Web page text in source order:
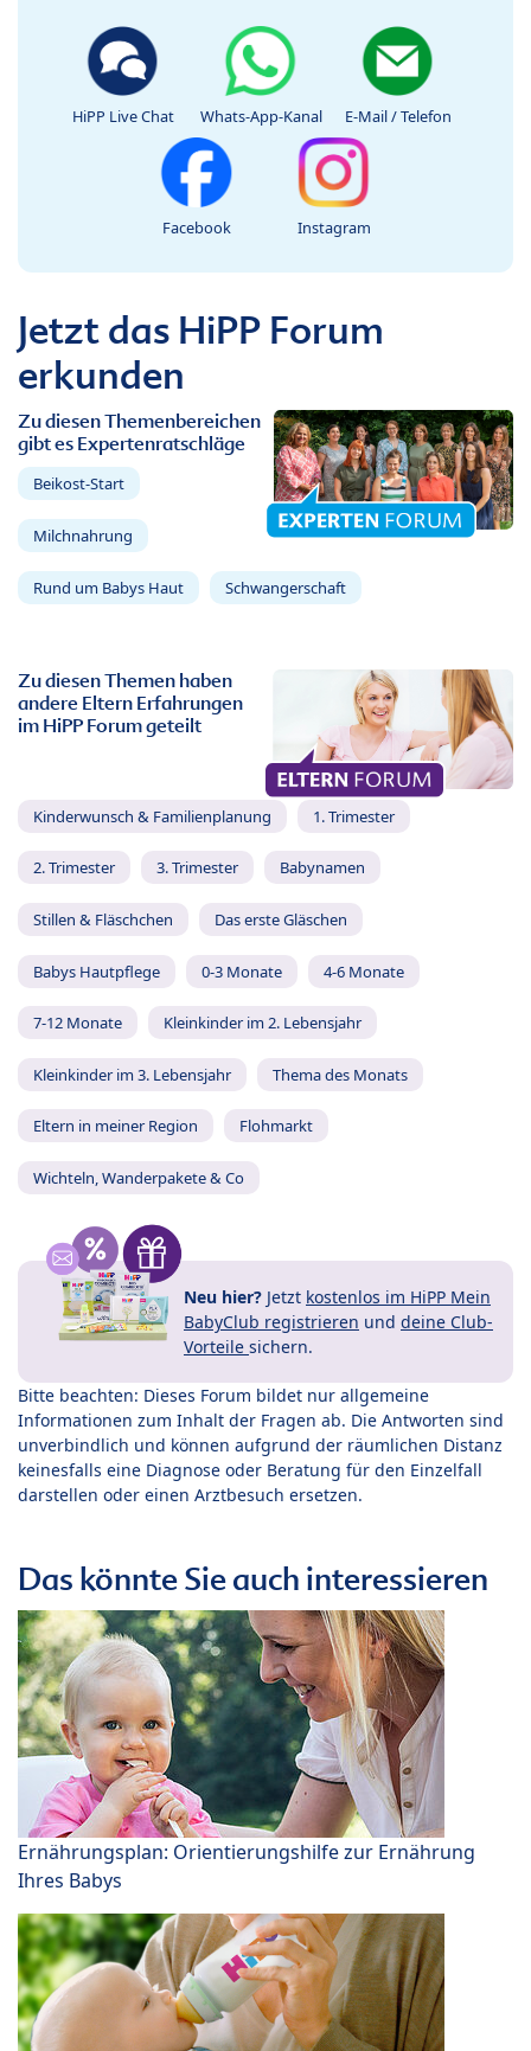
HiPP Live Chat Whats-App-Kanal E-Mail / Telefon
Facebook Instagram
Jetzt das HiPP Forum
erkunden
Zu diesen Themenbereichen
gibt es Expertenratschläge
Beikost-Start
Milchnahrung
Rund um Babys Haut Schwangerschaft
Zu diesen Themen haben
andere Eltern Erfahrungen
im HiPP Forum geteilt
Kinderwunsch & Familienplanung 1. Trimester
2. Trimester 3. Trimester Babynamen
Stillen & Fläschchen Das erste Gläschen
Babys Hautpflege 0-3 Monate 4-6 Monate
7-12 Monate Kleinkinder im 2. Lebensjahr
Kleinkinder im 3. Lebensjahr Thema des Monats
Eltern in meiner Region Flohmarkt
Wichteln, Wanderpakete & Co
Neu hier? Jetzt kostenlos im HiPP Mein
BabyClub registrieren und deine Club-
Vorteile sichern.
Bitte beachten: Dieses Forum bildet nur allgemeine
Informationen zum Inhalt der Fragen ab. Die Antworten sind
unverbindlich und können aufgrund der räumlichen Distanz
keinesfalls eine Diagnose oder Beratung für den Einzelfall
darstellen oder einen Arztbesuch ersetzen.
Das könnte Sie auch interessieren
Ernährungsplan: Orientierungshilfe zur Ernährung
Ihres Babys